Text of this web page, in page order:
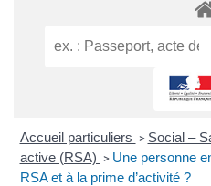
Accueil particuliers > Social –
active (RSA) > Une personne
RSA et à la prime d’activité ?